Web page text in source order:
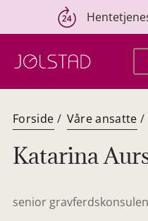
innhold
Forside / Våre ansatte /
Katarina
senior